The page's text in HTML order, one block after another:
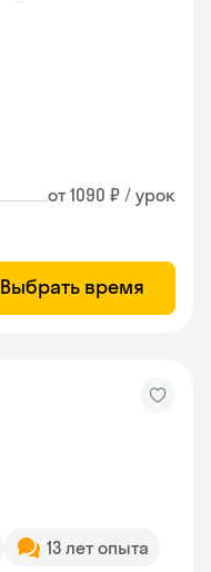
от 1090 ₽ / урок
Выбрать время
13 лет опыта